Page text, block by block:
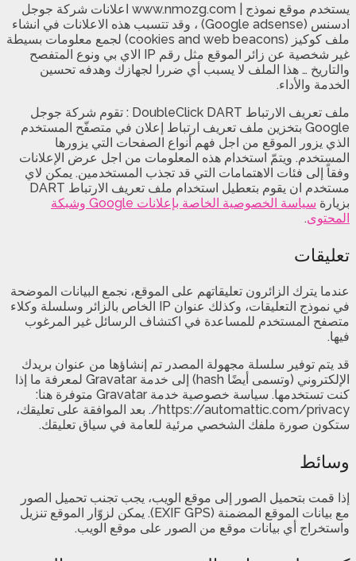
يستخدم موقع نموذج | www.nmozg.com اعلانات شركة جوجل
ادسنس (Google adsense) ، وقد تتسبب هذه الاعلانات في انشاء
ملف كوكيز (cookies and web beacons) لجمع معلومات بسيطة
غير شخصية عن زائر الموقع مثل رقم IP الاي بي ونوع المتفصح
والتاريخ … هذا الملف لا يسبب أي ضررا لجهازك وهدفه تحسين
الخدمة والأداء.
ملف تعريف الارتباط DoubleClick DART : تقوم شركة جوجل
Google بتخزين ملف تعريف ارتباط إعلان في متصفّح المستخدم
الذي يزور الموقع من اجل فهم أنواع الصفحات التي يزورها
المستخدم. ويتمّ استخدام هذه المعلومات من اجل عرض الإعلانات
وفقاً إلى فئات الاهتمامات التي قد تجذب المستخدمين. يمكن لاي
مستخدم ان يقوم بتعطيل استخدام ملف تعريف الارتباط DART
بزيارة
سياسة الخصوصية الخاصة بإعلانات Google وشبكة
المحتوى.
تعليقات
عندما يترك الزائرون تعليقاتهم على الموقع، نجمع البيانات الموضحة
في نموذج التعليقات، وكذلك عنوان IP الخاص بالزائر وسلسلة وكلاء
متصفح المستخدم للمساعدة في اكتشاف الرسائل غير المرغوب
فيها.
قد يتم توفير سلسلة مجهولة المصدر تم إنشاؤها من عنوان بريدك
الإلكتروني (وتسمى أيضًا hash) إلى خدمة Gravatar لمعرفة ما إذا
كنت تستخدمها. سياسة خصوصية خدمة Gravatar متوفرة هنا:
https://automattic.com/privacy/. بعد الموافقة على تعليقك،
ستكون صورة ملفك الشخصي مرئية للعامة في سياق تعليقك.
وسائط
إذا قمت بتحميل الصور إلى موقع الويب، يجب تجنب تحميل الصور
مع بيانات الموقع المضمنة (EXIF GPS). يمكن لزوّار الموقع تنزيل
واستخراج أي بيانات موقع من الصور على موقع الويب.